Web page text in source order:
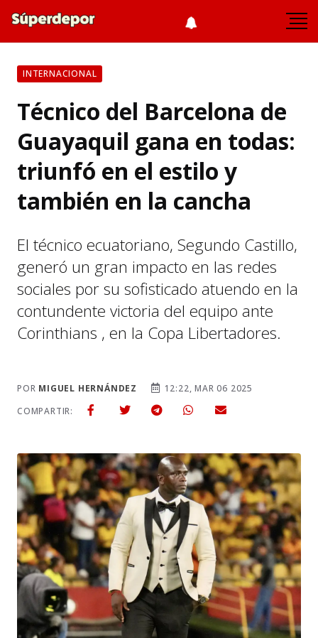
INTERNACIONAL
Técnico del Barcelona de
Guayaquil gana en todas:
triunfó en el estilo y
también en la cancha
El técnico ecuatoriano, Segundo Castillo,
generó un gran impacto en las redes
sociales por su sofisticado atuendo en la
contundente victoria del equipo ante
Corinthians , en la Copa Libertadores.
POR MIGUEL HERNÁNDEZ
12:22, MAR 06 2025
COMPARTIR: